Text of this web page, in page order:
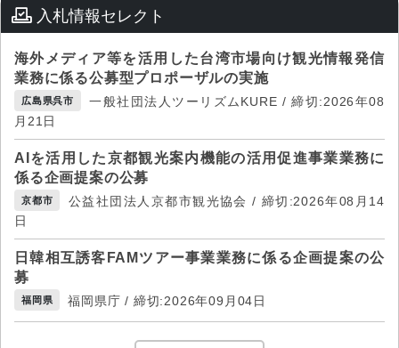
入札情報セレクト
海外メディア等を活用した台湾市場向け観光情報発信
業務に係る公募型プロポーザルの実施
広島県呉市
一般社団法人ツーリズムKURE / 締切:2026年08
月21日
AIを活用した京都観光案内機能の活用促進事業業務に
係る企画提案の公募
京都市
公益社団法人京都市観光協会 / 締切:2026年08月14
日
日韓相互誘客FAMツアー事業業務に係る企画提案の公
募
福岡県 福岡県庁 / 締切:2026年09月04日